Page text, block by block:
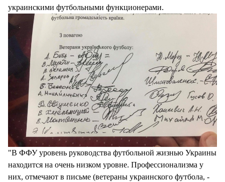
украинскими футбольными функционерами.
"В ФФУ уровень руководства футбольной жизнью Украины
находится на очень низком уровне. Профессионализма у
них, отмечают в письме (ветераны украинского футбола, -